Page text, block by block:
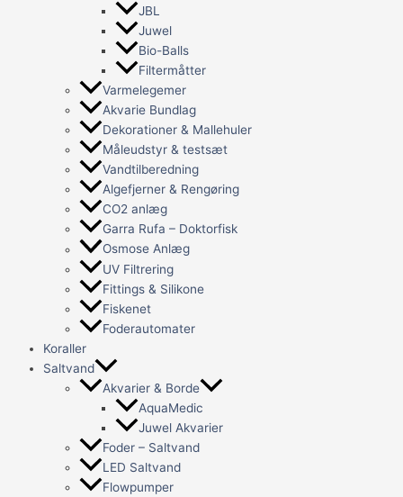
JBL
Juwel
Bio-Balls
Filtermåtter
Varmelegemer
Akvarie Bundlag
Dekorationer & Mallehuler
Måleudstyr & testsæt
Vandtilberedning
Algefjerner & Rengøring
CO2 anlæg
Garra Rufa – Doktorfisk
Osmose Anlæg
UV Filtrering
Fittings & Silikone
Fiskenet
Foderautomater
Koraller
Saltvand
Akvarier & Borde
AquaMedic
Juwel Akvarier
Foder – Saltvand
LED Saltvand
Flowpumper